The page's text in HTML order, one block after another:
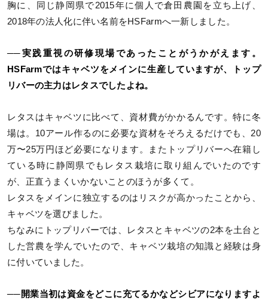
胸に、同じ静岡県で2015年に個人で倉田農園を立ち上げ、
2018年の法人化に伴い名前をHSFarmへ一新しました。
──実践重視の研修現場であったことがうかがえます。
HSFarmではキャベツをメインに生産していますが、トップ
リバーの主力はレタスでしたよね。
レタスはキャベツに比べて、資材費がかかるんです。特に冬
場は。10アール作るのに必要な資材をそろえるだけでも、20
万〜25万円ほど必要になります。またトップリバーへ在籍し
ている時に静岡県でもレタス栽培に取り組んでいたのです
が、正直うまくいかないことのほうが多くて。
レタスをメインに独立するのはリスクが高かったことから、
キャベツを選びました。
ちなみにトップリバーでは、レタスとキャベツの2本を土台と
した営農を学んでいたので、キャベツ栽培の知識と経験は身
に付いていました。
──開業当初は資金をどこに充てるかなどシビアになりますよ